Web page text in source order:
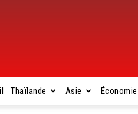
Thaïlande Asie Économie